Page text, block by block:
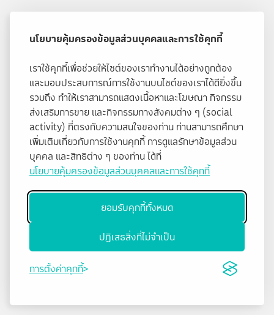
นโยบายคุ้มครองข้อมูลส่วนบุคคลและการใช้คุกกี้
เราใช้คุกกี้เพื่อช่วยให้ไซต์ของเราทำงานได้อย่างถูกต้อง
และมอบประสบการณ์การใช้งานบนไซต์ของเราได้ดียิ่งขึ้น
รวมถึง ทำให้เราสามารถแสดงเนื้อหาและโฆษณา กิจกรรม
ส่งเสริมการขาย และกิจกรรมทางสังคมต่าง ๆ (social
activity) ที่ตรงกับความสนใจของท่าน ท่านสามารถศึกษา
เพิ่มเติมเกี่ยวกับการใช้งานคุกกี้ การดูแลรักษาข้อมูลส่วน
บุคคล และสิทธิต่าง ๆ ของท่าน ได้ที่
นโยบายคุ้มครองข้อมูลส่วนบุคคลและการใช้คุกกี้
ยอมรับคุกกี้ทั้งหมด
ปฏิเสธสิ่งที่ไม่จำเป็น
การตั้งค่าคุกกี้